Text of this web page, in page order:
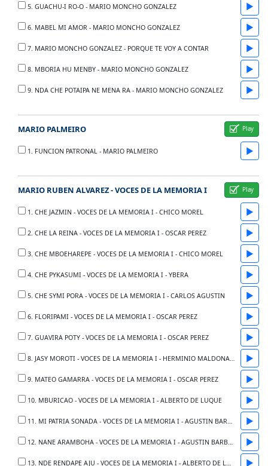
5. GUACHU-I RO-O - MARIO MONCHO GONZALEZ ▶
6. MABEL MI AMOR - MARIO MONCHO GONZALEZ ▶
7. MARIO MONCHO GONZALEZ - PORQUE TE VOY A CONTAR ▶
8. MBORIA HU MENBY - MARIO MONCHO GONZALEZ ▶
9. NDA CHE POTAIPA NE MENA RA - MARIO MONCHO GONZALEZ ▶
MARIO PALMEIRO
1. FUNCION PATRONAL - MARIO PALMEIRO ▶
MARIO RUBEN ALVAREZ - VOCES DE LA MEMORIA I
1. CHE JAZMIN - VOCES DE LA MEMORIA I - CHICO MOREL ▶
2. CHE LA REINA - VOCES DE LA MEMORIA I - OSCAR PEREZ ▶
3. CHE MBOEHAREPE - VOCES DE LA MEMORIA I - CHICO MOREL ▶
4. CHE PYKASUMI - VOCES DE LA MEMORIA I - YBERA ▶
5. CHE SYMI PORA - VOCES DE LA MEMORIA I - CARLOS AGUSTIN ▶
6. FLORIPAMI - VOCES DE LA MEMORIA I - OSCAR PEREZ ▶
7. GUAVIRA POTY - VOCES DE LA MEMORIA I - OSCAR PEREZ ▶
8. JASY MOROTI - VOCES DE LA MEMORIA I - HERMINIO MALDONADO ▶
9. MATEO GAMARRA - VOCES DE LA MEMORIA I - OSCAR PEREZ ▶
10. MBURICAO - VOCES DE LA MEMORIA I - ALBERTO DE LUQUE ▶
11. MI PATRIA SONADA - VOCES DE LA MEMORIA I - AGUSTIN BARBOZA ▶
12. NANE ARAMBOHA - VOCES DE LA MEMORIA I - AGUSTIN BARBOZA ▶
13. NDE RENDAPE AJU - VOCES DE LA MEMORIA I - ALBERTO DE LUQUE ▶